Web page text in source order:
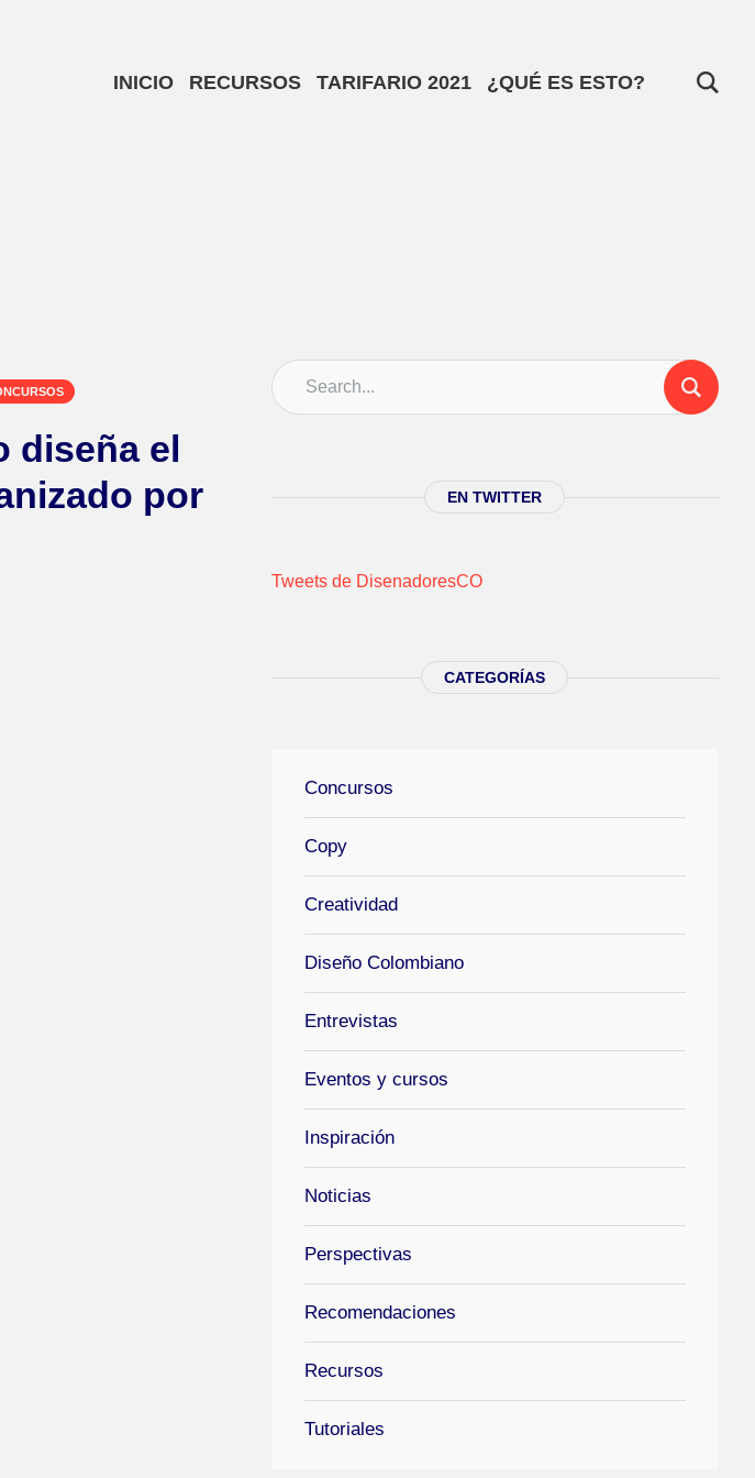
INICIO RECURSOS TARIFARIO 2021 ¿QUÉ ES ESTO?
diseña el
por
EN TWITTER
Tweets de DisenadoresCO
CATEGORÍAS
Concursos
Copy
Creatividad
Diseño Colombiano
Entrevistas
Eventos y cursos
Inspiración
Noticias
Perspectivas
Recomendaciones
Recursos
Tutoriales